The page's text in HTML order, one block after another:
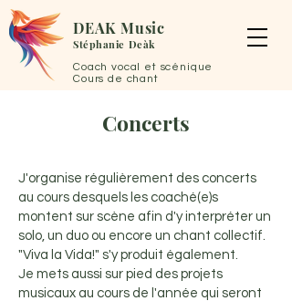
DEAK Music
Stéphanie Deàk
Coach vocal et scénique
Cours de chant
Concerts
J'organise régulièrement des concerts
au cours desquels les coaché(e)s
montent sur scène afin d'y interpréter un
solo, un duo ou encore un chant collectif.
"Viva la Vida!" s'y produit également.
Je mets aussi sur pied des projets
musicaux au cours de l'année qui seront